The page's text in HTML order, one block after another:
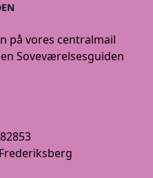
på vores centralmail
Soveværelsesguiden